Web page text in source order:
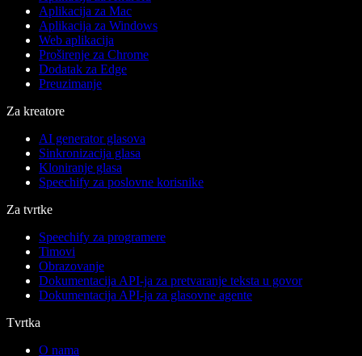
Aplikacija za Mac
Aplikacija za Windows
Web aplikacija
Proširenje za Chrome
Dodatak za Edge
Preuzimanje
Za kreatore
AI generator glasova
Sinkronizacija glasa
Kloniranje glasa
Speechify za poslovne korisnike
Za tvrtke
Speechify za programere
Timovi
Obrazovanje
Dokumentacija API-ja za pretvaranje teksta u govor
Dokumentacija API-ja za glasovne agente
Tvrtka
O nama